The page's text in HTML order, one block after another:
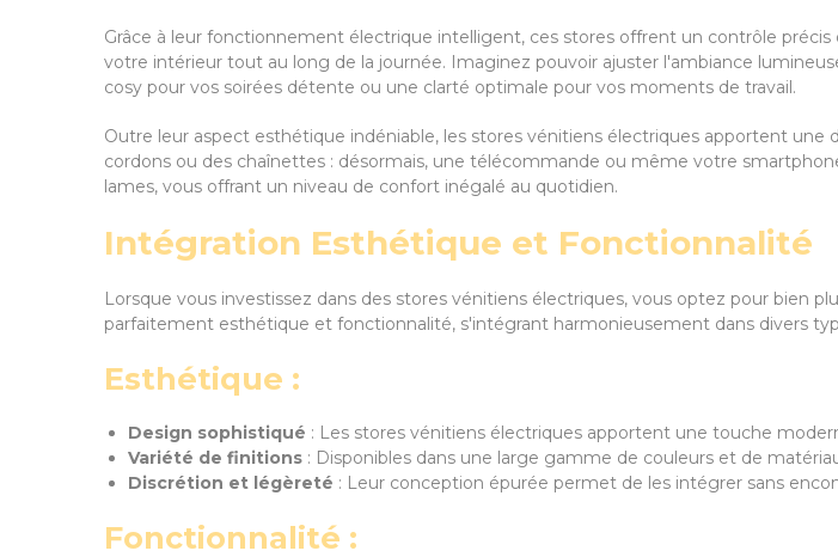
Grâce à leur fonctionnement électrique intelligent, ces stores offrent un contrôle
votre intérieur tout au long de la journée. Imaginez pouvoir ajuster l'ambiance
cosy pour vos soirées détente ou une clarté optimale pour vos moments de travail.
Outre leur aspect esthétique indéniable, les stores vénitiens électriques apportent
cordons ou des chaînettes : désormais, une télécommande ou même votre
lames, vous offrant un niveau de confort inégalé au quotidien.
Intégration Esthétique et Fonctionnalité
Lorsque vous investissez dans des stores vénitiens électriques, vous optez pour bien
parfaitement esthétique et fonctionnalité, s'intégrant harmonieusement dans divers
Esthétique :
Design sophistiqué : Les stores vénitiens électriques apportent une touche
Variété de finitions : Disponibles dans une large gamme de couleurs et de
Discrétion et légèreté : Leur conception épurée permet de les intégrer sans
Fonctionnalité :